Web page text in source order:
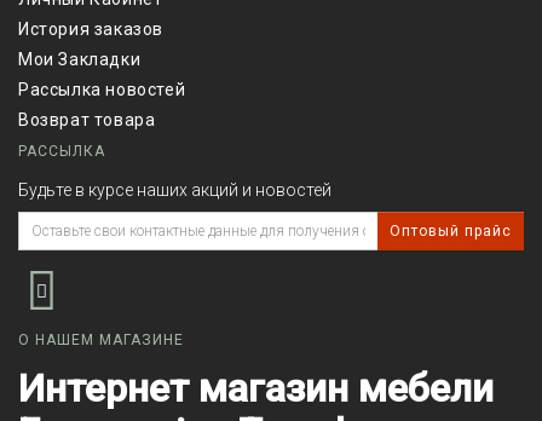
История заказов
Мои Закладки
Рассылка новостей
Возврат товара
РАССЫЛКА
Будьте в курсе наших акций и новостей
Оптовый прайс
О НАШЕМ МАГАЗИНЕ
Интернет магазин мебели